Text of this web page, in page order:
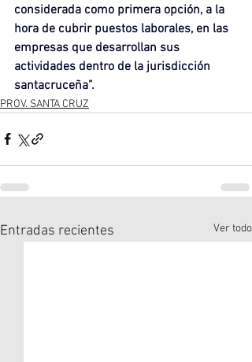
considerada como primera opción, a la
hora de cubrir puestos laborales, en las
empresas que desarrollan sus
actividades dentro de la jurisdicción
santacruceña”.
PROV. SANTA CRUZ
Entradas recientes Ver todo